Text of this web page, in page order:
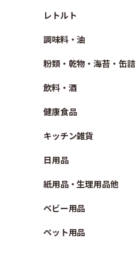
レトルト
調味料・油
粉類・乾物・海苔・缶詰
飲料・酒
健康食品
キッチン雑貨
日用品
紙用品・生理用品他
ベビー用品
ペット用品